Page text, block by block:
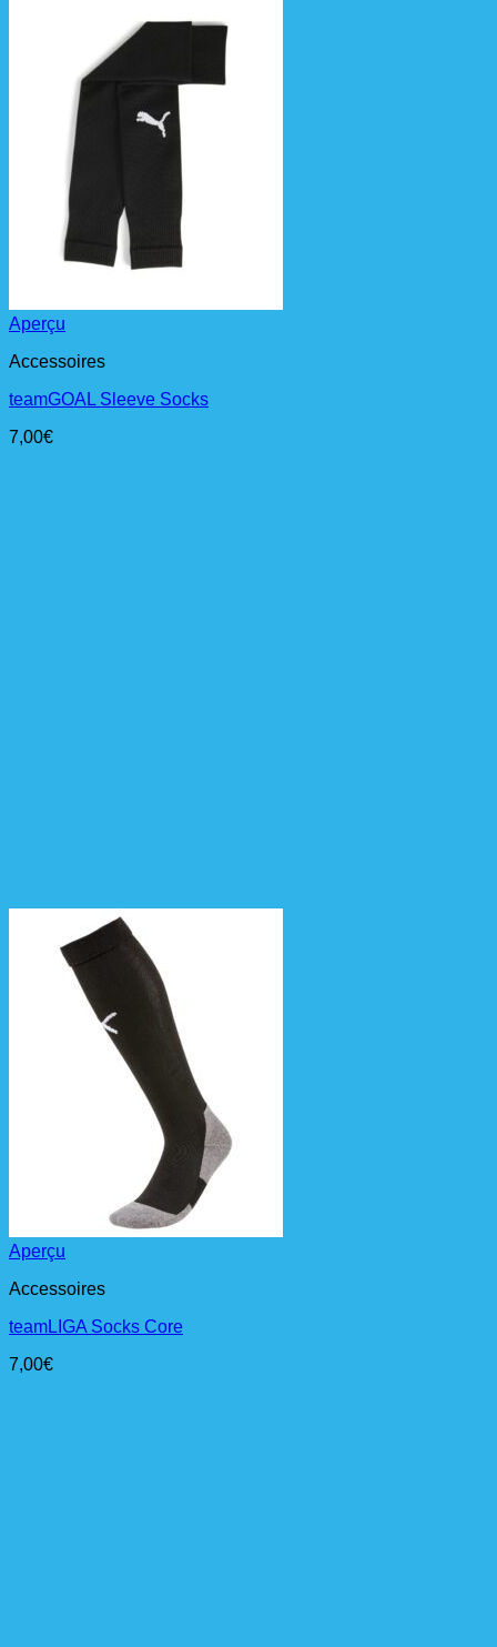
Aperçu
Accessoires
teamGOAL Sleeve Socks
7,00€
Aperçu
Accessoires
teamLIGA Socks Core
7,00€